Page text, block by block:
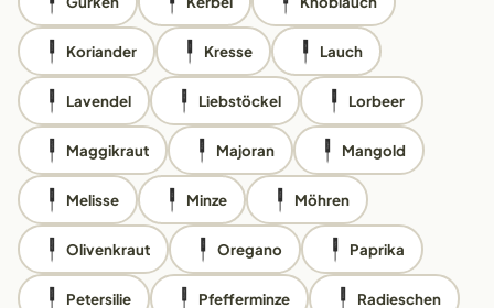
Koriander Kresse Lauch
Lavendel Liebstöckel Lorbeer
Maggikraut Majoran Mangold
Melisse Minze Möhren
Olivenkraut Oregano Paprika
Petersilie Pfefferminze Radieschen